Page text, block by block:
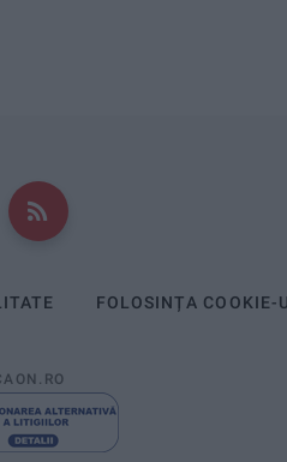
FOLOSINȚA COOKIE-